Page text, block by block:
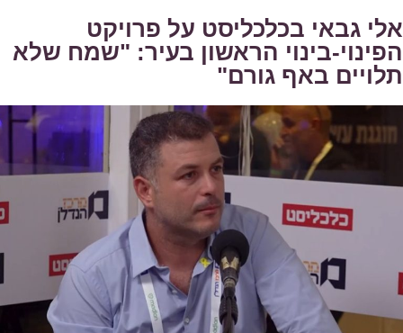
גבאי בכלכליסט על פרויקט
בינוי הראשון בעיר: "שמח שלא
באף גורם"